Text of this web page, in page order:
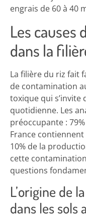
engrais de 60 à 40
Les causes
dans la
La filière du riz fait
de contamination
toxique qui
quotidienne. Les
préoccupante :
France contiennent
10% de la
cette
questions
L’origine de
dans les sols